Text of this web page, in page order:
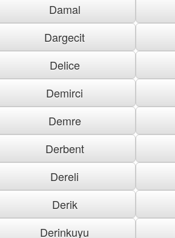
Damal
Dargecit
Delice
Demirci
Demre
Derbent
Dereli
Derik
Derinkuyu